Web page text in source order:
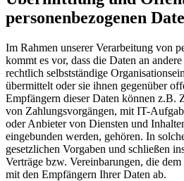
personenbezogenen
Im Rahmen unserer Verarbeitung von
kommt es vor, dass die Daten an
rechtlich selbstständige
übermittelt oder sie ihnen gegenüber
Empfängern dieser Daten können z.B.
von Zahlungsvorgängen, mit IT-
oder Anbieter von Diensten und
eingebunden werden, gehören. In
gesetzlichen Vorgaben und schließen
Verträge bzw. Vereinbarungen, die
mit den Empfängern Ihrer Daten ab.